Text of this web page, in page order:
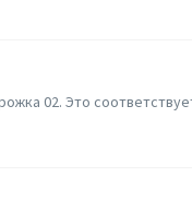
02. Это